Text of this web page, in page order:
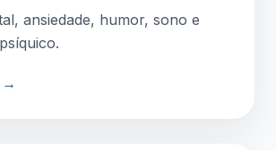
ansiedade, humor, sono e
→